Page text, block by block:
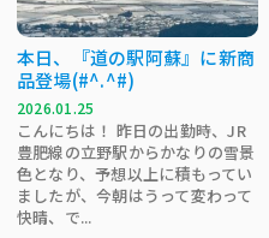
本日、『道の駅阿蘇』に新商
品登場(#^.^#)
2026.01.25
こんにちは！ 昨日の出勤時、JR
豊肥線の立野駅からかなりの雪景
色となり、予想以上に積もってい
ましたが、今朝はうって変わって
快晴、で...